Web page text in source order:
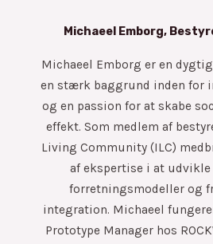
Michaeel Emborg,
Michaeel Emborg er en
en stærk baggrund inden for
og en passion for at skabe
effekt. Som medlem af
Living Community (ILC)
af ekspertise i at
forretningsmodeller og
integration. Michaeel
Prototype Manager hos